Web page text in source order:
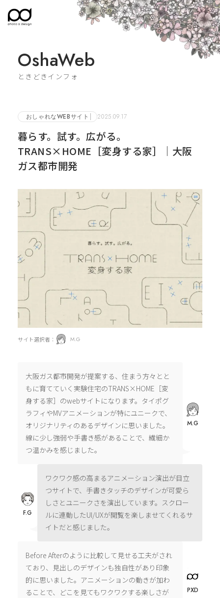
OshaWeb
ときどきインフォ
おしゃれなWEBサイト 2025.09.17
暮らす。試す。広がる。
TRANS×HOME［変身する家］｜大阪
ガス都市開発
サイト選択者： M.G
大阪ガス都市開発が提案する、住まう方々とと
もに育てていく実験住宅のTRANS×HOME［変
身する家］のwebサイトになります。タイポグ
ラフィやMVアニメーションが特にユニークで、
オリジナリティのあるデザインに思いました。
線に少し強弱や手書き感があることで、繊細か
つ温かみを感じました。
M.G
ワクワク感の高まるアニメーション演出が目立
つサイトで、手書きタッチのデザインが可愛ら
しさとユニークさを演出しています。スクロー
ルに連動したUI/UXが閲覧を楽しませてくれるサ
イトだと感じました。
F.G
Before Afterのように比較して見せる工夫がされ
ており、見出しのデザインも独自性があり印象
的に思いました。アニメーションの動きが加わ
ることで、どこを見てもワクワクする楽しさが
PXD